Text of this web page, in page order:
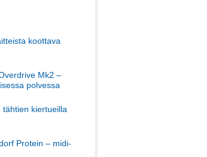
koottava
Mk2 –
polvessa
kiertueilla
Protein – midi-